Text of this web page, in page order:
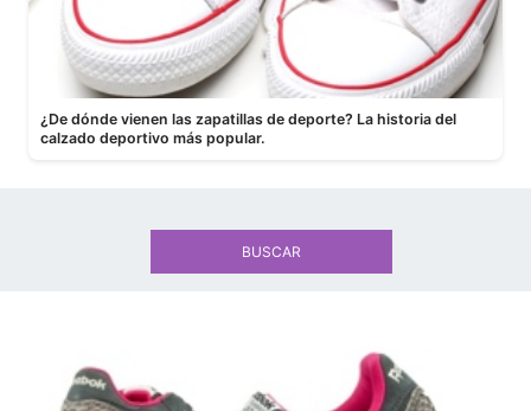
¿De dónde vienen las zapatillas de deporte? La historia del
calzado deportivo más popular.
BUSCAR